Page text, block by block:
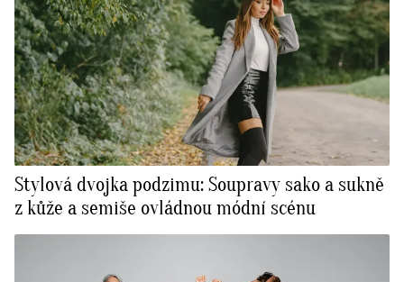
Stylová dvojka podzimu: Soupravy sako a sukně
z kůže a semiše ovládnou módní scénu